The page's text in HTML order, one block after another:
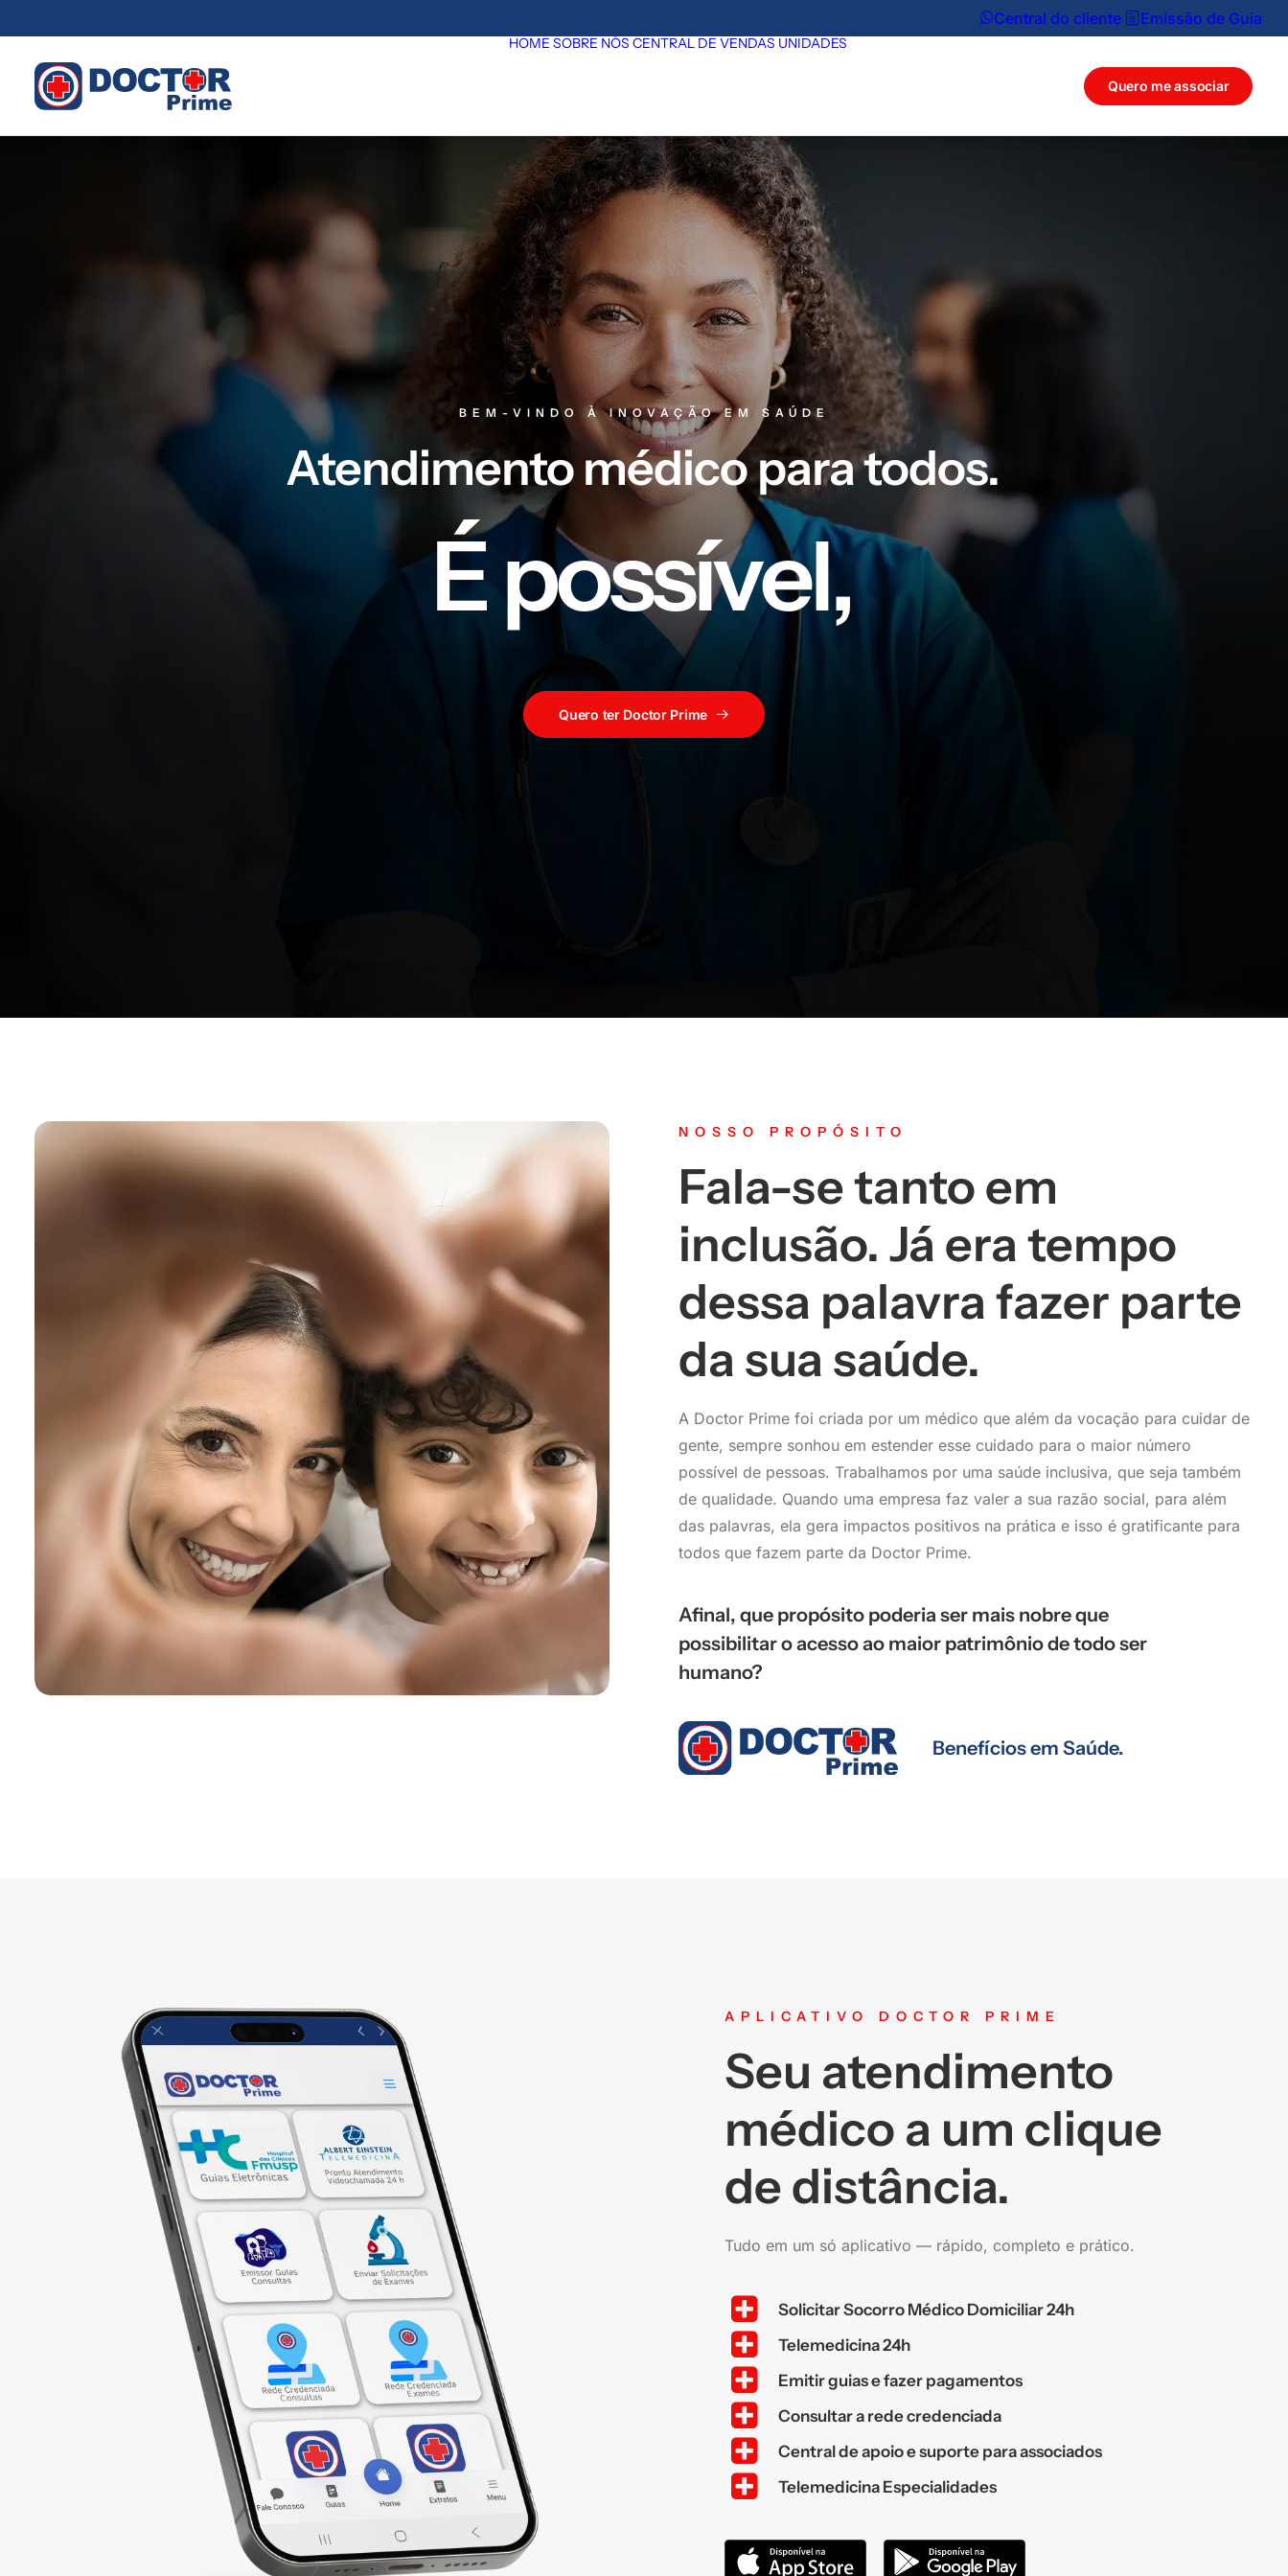
Central do cliente Emissão de Guia
HOME SOBRE NÓS CENTRAL DE VENDAS UNIDADES
Quero me associar
BEM-VINDO À INOVAÇÃO EM SAÚDE
Atendimentomédicoparatodos.
Épossível,
Quero ter Doctor Prime
NOSSO PROPÓSITO
Fala-se tanto em
inclusão. Já era tempo
dessa palavra fazer parte
da sua saúde.
A Doctor Prime foi criada por um médico que além da vocação para cuidar de
gente, sempre sonhou em estender esse cuidado para o maior número
possível de pessoas. Trabalhamos por uma saúde inclusiva, que seja também
de qualidade. Quando uma empresa faz valer a sua razão social, para além
das palavras, ela gera impactos positivos na prática e isso é gratificante para
todos que fazem parte da Doctor Prime.
Afinal, que propósito poderia ser mais nobre que
possibilitar o acesso ao maior patrimônio de todo ser
humano?
Benefícios em Saúde.
APLICATIVO DOCTOR PRIME
Seu atendimento
médico a um clique
de distância.
Tudo em um só aplicativo — rápido, completo e prático.
Solicitar Socorro Médico Domiciliar 24h
Telemedicina 24h
Emitir guias e fazer pagamentos
Consultar a rede credenciada
Central de apoio e suporte para associados
Telemedicina Especialidades